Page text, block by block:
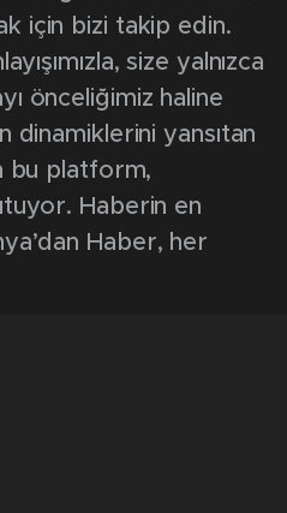
için bizi takip edin.
size yalnızca
önceliğimiz haline
dinamiklerini yansıtan
bu platform,
Haberin en
Haber, her